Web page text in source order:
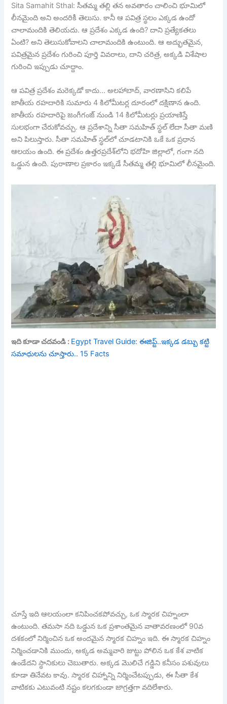
Sita Samahit Sthal: సీతమ్మ తల్లి తన అవతారం చాలించి భూమిలో
లీనమైంది అని అందరికీ తెలుసు. కానీ ఆ పవిత్ర స్థలం ఎక్కడ ఉందో
చాలామందికి తెలియదు. ఆ ప్రదేశం ఎక్కడ ఉంది? దాని ప్రత్యేకతలు
ఏంటి? అని తెలుసుకోవాలని చాలామందికి ఉంటుంది. ఆ అద్భుతమైన,
పవిత్రమైన ప్రదేశం గురించి పూర్తి వివరాలు, దాని చరిత్ర, అక్కడి విశేషాల
గురించి ఇప్పుడు చూద్దాం.
ఆ పవిత్ర ప్రదేశం మరెక్కడో కాదు… అలహాబాద్, వారణాసిని కలిపే
జాతీయ రహదారికి సుమారు 4 కిలోమీటర్ల దూరంలో దక్షిణాన ఉంది.
జాతీయ రహదారిపై జంగీగంజ్ నుండి 14 కిలోమీటర్లు ప్రయాణిస్తే
సులభంగా చేరుకోవచ్చు. ఆ ప్రదేశాన్ని సీతా సమహిత్ స్థల్ లేదా సీతా మణి
అని పిలుస్తారు. సీతా సమహిత్ స్థల్‌లో చూడటానికి ఒకే ఒక ప్రధాన
ఆలయం ఉంది. ఈ ప్రదేశం ఉత్తరప్రదేశ్‌లోని భదోహి జిల్లాలో, గంగా నది
ఒడ్డున ఉంది. పురాణాల ప్రకారం ఇక్కడే సీతమ్మ తల్లి భూమిలో లీనమైంది.
ఇది కూడా చదవండి : Egypt Travel Guide: ఈజిప్ట్..ఇక్కడ డబ్బు కట్టి
సమాధులను చూస్తారు.. 15 Facts
చూస్తే ఇది ఆలయంలా కనిపించకపోవచ్చు, ఒక స్మారక చిహ్నంలా
ఉంటుంది. తమసా నది ఒడ్డున ఒక ప్రశాంతమైన వాతావరణంలో 90వ
దశకంలో నిర్మించిన ఒక అందమైన స్మారక చిహ్నం ఇది. ఈ స్మారక చిహ్నం
నిర్మించడానికి ముందు, అక్కడ అమ్మవారి జుట్టు పోలిన ఒక కేశ వాటిక
ఉండేదని స్థానికులు చెబుతారు. అక్కడ మొలిచే గడ్డిని కనీసం పశువులు
కూడా తినేవట కావు. స్మారక చిహ్నాన్ని నిర్మించేటప్పుడు, ఈ సీతా కేశ
వాటికకు ఎటువంటి నష్టం కలగకుండా జాగ్రత్తగా వదిలేశారు.